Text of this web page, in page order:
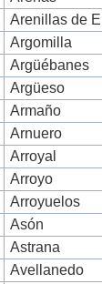
Arenillas de
Argomilla
Argüébanes
Argüeso
Armaño
Arnuero
Arroyal
Arroyo
Arroyuelos
Asón
Astrana
Avellanedo